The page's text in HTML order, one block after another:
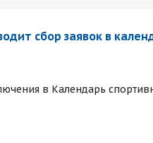
сбор заявок в
в Календарь